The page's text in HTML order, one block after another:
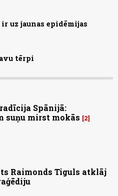
uz jaunas epidēmijas
tērpi
Spānijā:
suņu mirst mokās
2
Raimonds Tiguls atklāj